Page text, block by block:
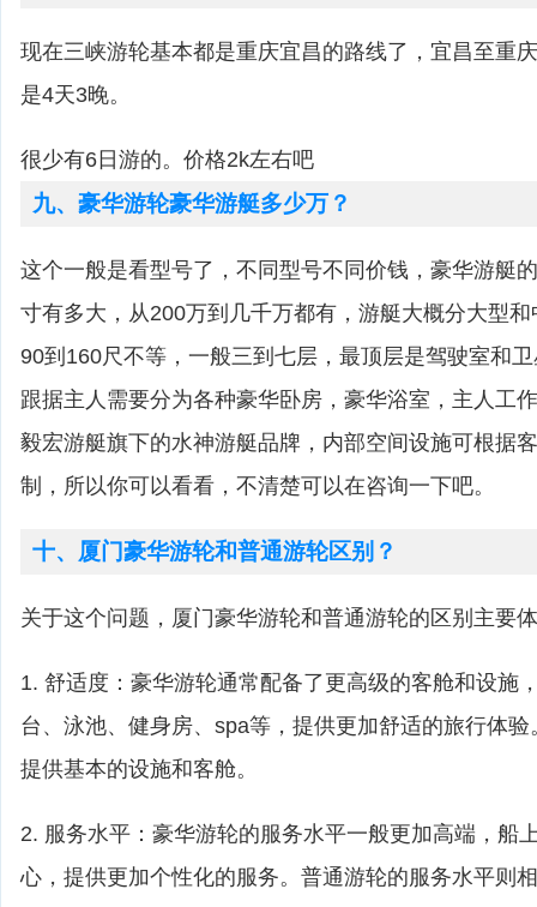
现在三峡游轮基本都是重庆宜昌的路线了，宜昌至重
是4天3晚。
很少有6日游的。价格2k左右吧
九、豪华游轮豪华游艇多少万？
这个一般是看型号了，不同型号不同价钱，豪华游艇
寸有多大，从200万到几千万都有，游艇大概分大型
90到160尺不等，一般三到七层，最顶层是驾驶室和
跟据主人需要分为各种豪华卧房，豪华浴室，主人工
毅宏游艇旗下的水神游艇品牌，内部空间设施可根据
制，所以你可以看看，不清楚可以在咨询一下吧。
十、厦门豪华游轮和普通游轮区别？
关于这个问题，厦门豪华游轮和普通游轮的区别主要
1. 舒适度：豪华游轮通常配备了更高级的客舱和设施
台、泳池、健身房、spa等，提供更加舒适的旅行体
提供基本的设施和客舱。
2. 服务水平：豪华游轮的服务水平一般更加高端，船
心，提供更加个性化的服务。普通游轮的服务水平则